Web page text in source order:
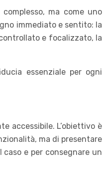
ma come uno
immediato e sentito: la
e focalizzato, la
essenziale per ogni
accessibile. L’obiettivo è
ma di presentare
e per consegnare un